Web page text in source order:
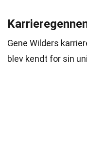
Gene Wilders
blev kendt for sin